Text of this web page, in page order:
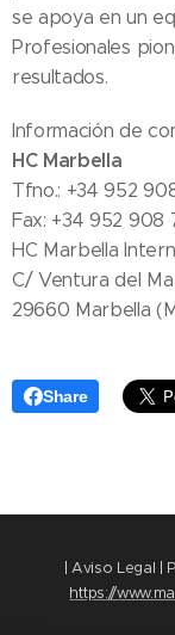
se apoya en un
Profesionales
resultados.
Información de
HC Marbella
Tfno.: +34 952
Fax: +34 952 908
HC Marbella
C/ Ventura del
29660 Marbella
Share
| Aviso Legal |
https://